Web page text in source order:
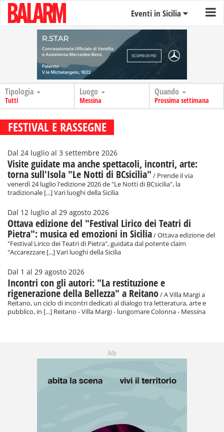
Eventi in Sicilia
Tipologia
Tutti
Luogo
Messina
Quando
Prossima settimana
FESTIVAL E RASSEGNE
Dal 24 luglio al 3 settembre 2026
Visite guidate ma anche spettacoli, incontri, arte:
torna sull'Isola "Le Notti di BCsicilia" / Prende il via
venerdì 24 luglio l'edizione 2026 de "Le Notti di BCsicilia", la
tradizionale [...] Vari luoghi della Sicilia
Dal 12 luglio al 29 agosto 2026
Ottava edizione del "Festival Lirico dei Teatri di
Pietra": musica ed emozioni in Sicilia/ Ottava edizione del
"Festival Lirico dei Teatri di Pietra", guidata dal potente claim
"Accarezzare [...] Vari luoghi della Sicilia
Dal 1 al 29 agosto 2026
Incontri con gli autori: "La restituzione e
rigenerazione della Bellezza" a Reitano/ A Villa Margi a
Reitano, un ciclo di incontri dedicati al dialogo tra letteratura, arte e
pubblico, in [...] Reitano - Villa Margi - lungomare Colonna - Messina
Adv